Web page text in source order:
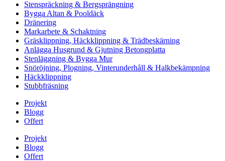
Stenspräckning & Bergsprängning
Bygga Altan & Pooldäck
Dränering
Markarbete & Schaktning
Gräsklippning, Häckklippning & Trädbeskärning
Anlägga Husgrund & Gjutning Betongplatta
Stenläggning & Bygga Mur
Snöröjning, Plogning, Vinterunderhåll & Halkbekämpning
Häckklippning
Stubbfräsning
Projekt
Blogg
Offert
Projekt
Blogg
Offert